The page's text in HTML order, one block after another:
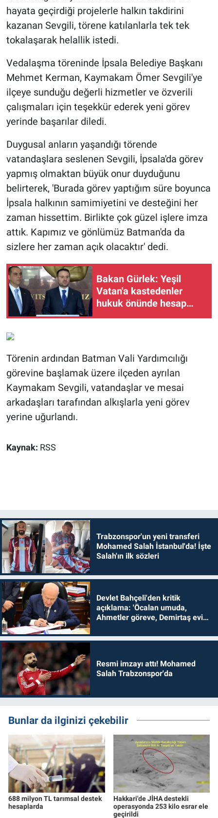
hayata geçirdiği projelerle halkın takdirini
kazanan Sevgili, törene katılanlarla tek tek
tokalaşarak helallik istedi.
Vedalaşma töreninde İpsala Belediye Başkanı
Mehmet Kerman, Kaymakam Ömer Sevgili'ye
ilçeye sunduğu değerli hizmetler ve özverili
çalışmaları için teşekkür ederek yeni görev
yerinde başarılar diledi.
Duygusal anların yaşandığı törende
vatandaşlara seslenen Sevgili, İpsala'da görev
yapmış olmaktan büyük onur duyduğunu
belirterek, 'Burada görev yaptığım süre boyunca
İpsala halkının samimiyetini ve desteğini her
zaman hissettim. Birlikte çok güzel işlere imza
attık. Kapımız ve gönlümüz Batman'da da
sizlere her zaman açık olacaktır' dedi.
Bakan Gürlek: Yeşil
Vatan'a kastedenler
hukuk önünde hesap
Törenin ardından Batman Vali Yardımcılığı
görevine başlamak üzere ilçeden ayrılan
Kaymakam Sevgili, vatandaşlar ve mesai
arkadaşları tarafından alkışlarla yeni görev
yerine uğurlandı.
Kaynak: RSS
Trabzonspor'un yeni transferi
Mohamed Salah İstanbul'da! İşte
Salah'ın ilk sözleri
Devlet Bahçeli'den kritik
açıklama: 'Öcalan umuda,
Ahmetler göreve, Demirtaş evine
Resmi imzayı attı! Mohamed
Salah Trabzonspor'da
Bunlar da ilginizi çekebilir
688 milyon TL tarımsal destek
hesaplarda
Hakkari'de JİHA destekli
operasyonda 253 kilo esrar ele
geçirildi